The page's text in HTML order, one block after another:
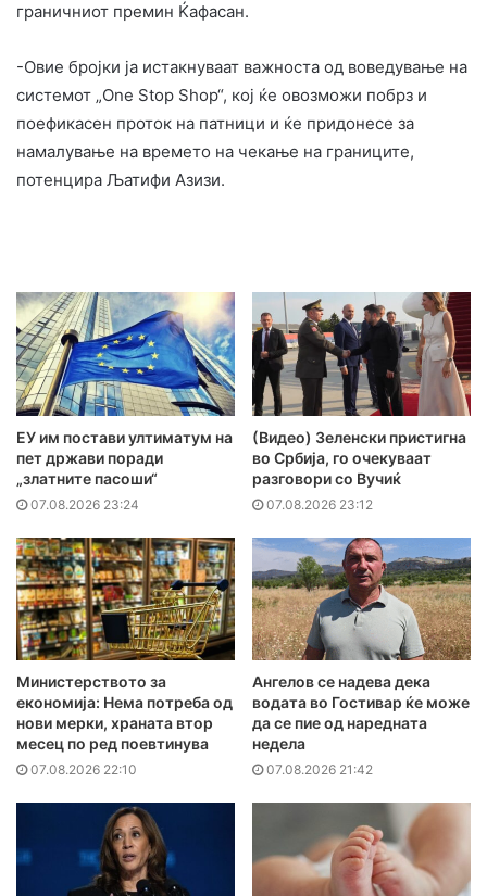
граничниот премин Ќафасан.
-Овие бројки ја истакнуваат важноста од воведување на
системот „One Stop Shop“, кој ќе овозможи побрз и
поефикасен проток на патници и ќе придонесе за
намалување на времето на чекање на границите,
потенцира Љатифи Азизи.
ЕУ им постави ултиматум на
пет држави поради
„златните пасоши“
07.08.2026 23:24
(Видео) Зеленски пристигна
во Србија, го очекуваат
разговори со Вучиќ
07.08.2026 23:12
Министерството за
економија: Нема потреба од
нови мерки, храната втор
месец по ред поевтинува
07.08.2026 22:10
Ангелов се надева дека
водата во Гостивар ќе може
да се пие од наредната
недела
07.08.2026 21:42